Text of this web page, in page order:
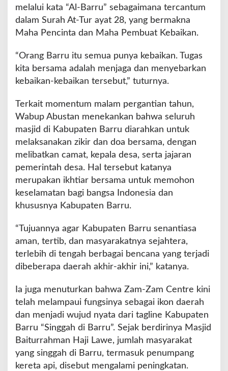
melalui kata “Al-Barru” sebagaimana tercantum
dalam Surah At-Tur ayat 28, yang bermakna
Maha Pencinta dan Maha Pembuat Kebaikan.
“Orang Barru itu semua punya kebaikan. Tugas
kita bersama adalah menjaga dan menyebarkan
kebaikan-kebaikan tersebut,” tuturnya.
Terkait momentum malam pergantian tahun,
Wabup Abustan menekankan bahwa seluruh
masjid di Kabupaten Barru diarahkan untuk
melaksanakan zikir dan doa bersama, dengan
melibatkan camat, kepala desa, serta jajaran
pemerintah desa. Hal tersebut katanya
merupakan ikhtiar bersama untuk memohon
keselamatan bagi bangsa Indonesia dan
khususnya Kabupaten Barru.
“Tujuannya agar Kabupaten Barru senantiasa
aman, tertib, dan masyarakatnya sejahtera,
terlebih di tengah berbagai bencana yang terjadi
dibeberapa daerah akhir-akhir ini,” katanya.
Ia juga menuturkan bahwa Zam-Zam Centre kini
telah melampaui fungsinya sebagai ikon daerah
dan menjadi wujud nyata dari tagline Kabupaten
Barru “Singgah di Barru”. Sejak berdirinya Masjid
Baiturrahman Haji Lawe, jumlah masyarakat
yang singgah di Barru, termasuk penumpang
kereta api, disebut mengalami peningkatan.